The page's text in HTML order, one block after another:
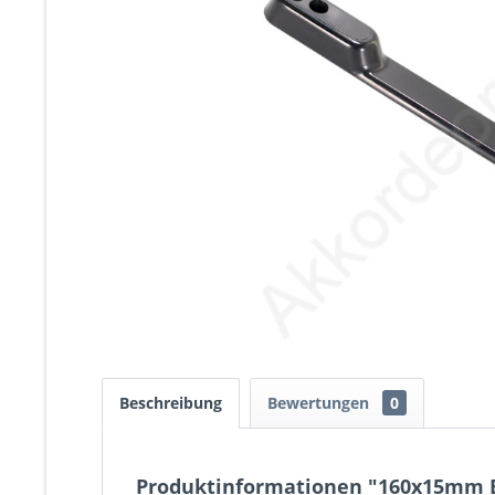
Beschreibung Bewertungen 0
Produktinformationen "160x15mm